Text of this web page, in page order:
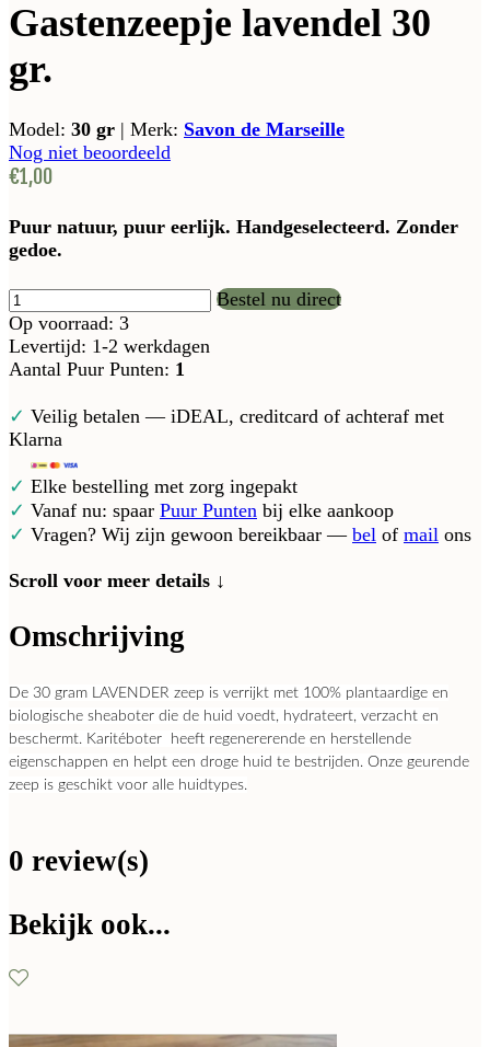
Gastenzeepje lavendel 30
gr.
Model: 30 gr | Merk: Savon de Marseille
Nog niet beoordeeld
€1,00
Puur natuur, puur eerlijk. Handgeselecteerd. Zonder
gedoe.
Bestel nu direct
Op voorraad: 3
Levertijd: 1-2 werkdagen
Aantal Puur Punten: 1
✓ Veilig betalen — iDEAL, creditcard of achteraf met
Klarna
✓ Elke bestelling met zorg ingepakt
✓ Vanaf nu: spaar Puur Punten bij elke aankoop
✓ Vragen? Wij zijn gewoon bereikbaar — bel of mail ons
Scroll voor meer details ↓
Omschrijving
De 30 gram LAVENDER zeep is verrijkt met 100% plantaardige en
biologische sheaboter die de huid voedt, hydrateert, verzacht en
beschermt. Karitéboter heeft regenererende en herstellende
eigenschappen en helpt een droge huid te bestrijden. Onze geurende
zeep is geschikt voor alle huidtypes.
0 review(s)
Bekijk ook...